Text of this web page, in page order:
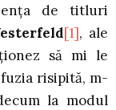
de titluri
[1], ale
să mi le
risipită, m-
la modul